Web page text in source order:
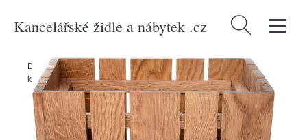
Kancelářské židle a nábytek .cz Vyhledávání
Domů/Produkty/ > Dekorace > Květiny a květináče > Stojany na
květiny
Dřevěný stojan na květiny - Rojaplast